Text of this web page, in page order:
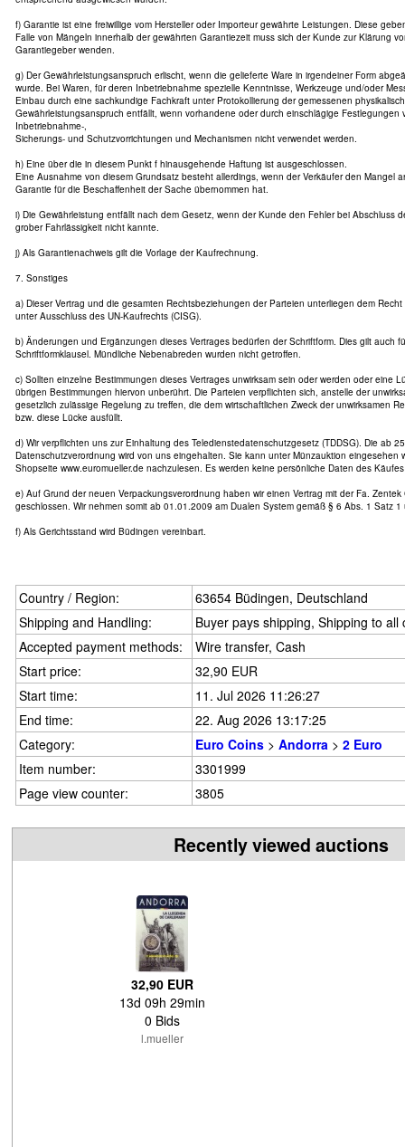
f) Garantie ist eine freiwillige vom Hersteller oder Importeur gewährte Leistungen. Diese
Falle von Mängeln innerhalb der gewährten Garantiezeit muss sich der Kunde zur Klärung
Garantiegeber wenden.
g) Der Gewährleistungsanspruch erlischt, wenn die gelieferte Ware in irgendeiner Form
wurde. Bei Waren, für deren Inbetriebnahme spezielle Kenntnisse, Werkzeuge und/oder
Einbau durch eine sachkundige Fachkraft unter Protokollierung der gemessenen
Gewährleistungsanspruch entfällt, wenn vorhandene oder durch einschlägige Festlegungen
Inbetriebnahme-,
Sicherungs- und Schutzvorrichtungen und Mechanismen nicht verwendet werden.
h) Eine über die in diesem Punkt f hinausgehende Haftung ist ausgeschlossen.
Eine Ausnahme von diesem Grundsatz besteht allerdings, wenn der Verkäufer den Mangel
Garantie für die Beschaffenheit der Sache übernommen hat.
i) Die Gewährleistung entfällt nach dem Gesetz, wenn der Kunde den Fehler bei Abschluss
grober Fahrlässigkeit nicht kannte.
j) Als Garantienachweis gilt die Vorlage der Kaufrechnung.
7. Sonstiges
a) Dieser Vertrag und die gesamten Rechtsbeziehungen der Parteien unterliegen dem
unter Ausschluss des UN-Kaufrechts (CISG).
b) Änderungen und Ergänzungen dieses Vertrages bedürfen der Schriftform. Dies gilt auch
Schriftformklausel. Mündliche Nebenabreden wurden nicht getroffen.
c) Sollten einzelne Bestimmungen dieses Vertrages unwirksam sein oder werden oder eine
übrigen Bestimmungen hiervon unberührt. Die Parteien verpflichten sich, anstelle der
gesetzlich zulässige Regelung zu treffen, die dem wirtschaftlichen Zweck der unwirksamen
bzw. diese Lücke ausfüllt.
d) Wir verpflichten uns zur Einhaltung des Teledienstedatenschutzgesetz (TDDSG). Die ab
Datenschutzverordnung wird von uns eingehalten. Sie kann unter Münzauktion eingesehen
Shopseite www.euromueller.de nachzulesen. Es werden keine persönliche Daten des
e) Auf Grund der neuen Verpackungsverordnung haben wir einen Vertrag mit der Fa. Zentek
geschlossen. Wir nehmen somit ab 01.01.2009 am Dualen System gemäß § 6 Abs. 1 Satz
f) Als Gerichtsstand wird Büdingen vereinbart.
Country / Region:
63654 Büdingen, Deutschland
Shipping and Handling:
Buyer pays shipping, Shipping to
Accepted payment methods:
Wire transfer, Cash
Start price:
32,90 EUR
Start time:
11. Jul 2026 11:26:27
End time:
22. Aug 2026 13:17:25
Category:
Euro Coins > Andorra > 2 Euro
Item number:
3301999
Page view counter:
3805
Recently viewed auctions
32,90 EUR
13d 09h 29min
0 Bids
l.mueller